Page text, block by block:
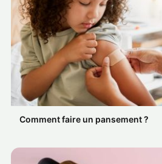
Comment faire un pansement ?